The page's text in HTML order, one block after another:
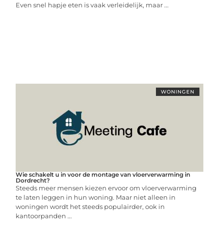
Even snel hapje eten is vaak verleidelijk, maar ...
WONINGEN
Wie schakelt u in voor de montage van vloerverwarming in
Dordrecht?
Steeds meer mensen kiezen ervoor om vloerverwarming
te laten leggen in hun woning. Maar niet alleen in
woningen wordt het steeds populairder, ook in
kantoorpanden ...